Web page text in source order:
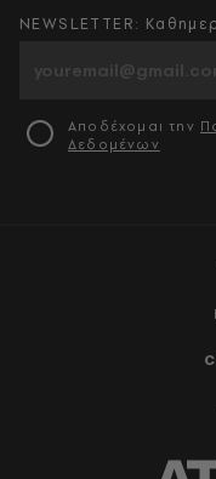
NEWSLETTER:
Αποδέχομαι την
Δεδομένων